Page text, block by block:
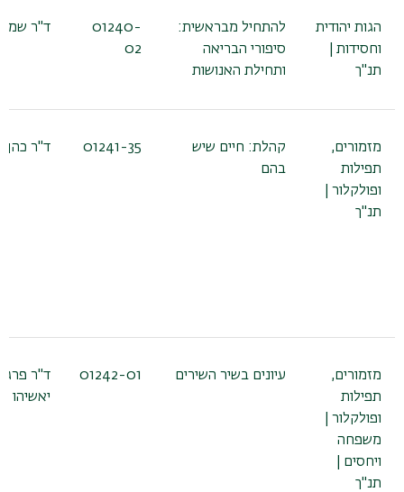
הגות יהודית
וחסידות |
תנ"ך
להתחיל מבראשית:
סיפורי הבריאה
ותחילת האנושות
01240-
02
ד"ר
מזמורים,
תפילות
ופולקלור |
תנ"ך
קהלת: חיים שיש
בהם
01241-35 ד"ר כהן
מזמורים,
תפילות
ופולקלור |
משפחה
ויחסים |
תנ"ך
עיונים בשיר השירים 01242-01
ד"ר
יאשיהו